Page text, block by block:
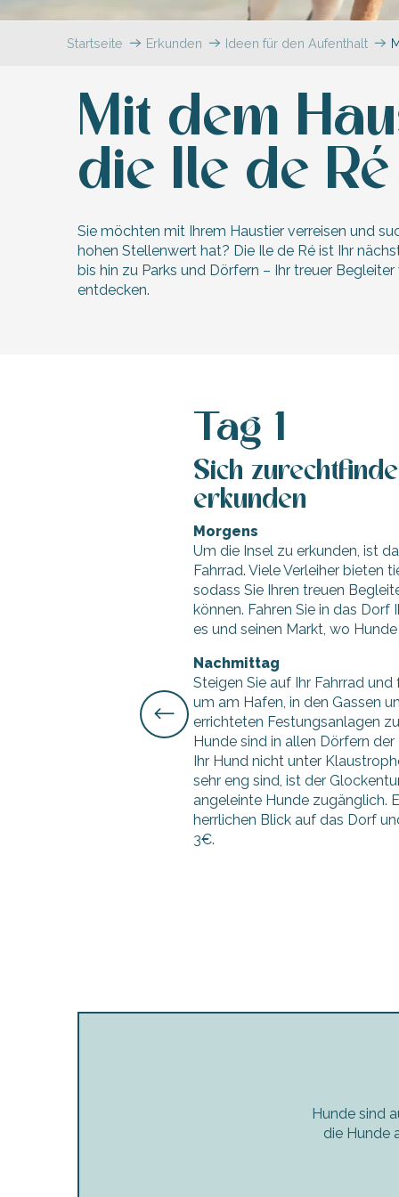
Marie-de-Ré
Startseite Erkunden Ideen für den Aufenthalt
Mit dem
die Ile de
Sie möchten mit Ihrem Haustier verreisen und
hohen Stellenwert hat? Die Ile de Ré ist Ihr
bis hin zu Parks und Dörfern – Ihr treuer
entdecken.
Tag 1
Sich
erkunden
Morgens
Um die Insel zu erkunden, ist
Fahrrad. Viele Verleiher bieten
sodass Sie Ihren treuen
können. Fahren Sie in das Dorf
es und seinen Markt, wo
Nachmittag
Steigen Sie auf Ihr Fahrrad
um am Hafen, in den Gassen
errichteten Festungsanlagen
Hunde sind in allen Dörfern
Ihr Hund nicht unter
sehr eng sind, ist der
angeleinte Hunde zugänglich.
herrlichen Blick auf das Dorf
3€.
Hunde sind
die Hunde